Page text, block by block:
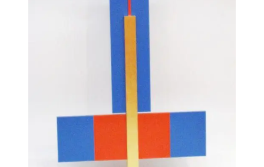
CATALOGUE DES OEUVRES
CONTACT